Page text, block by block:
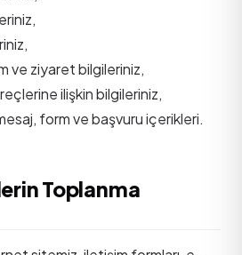
ve ziyaret bilgileriniz,
ilişkin bilgileriniz,
form ve başvuru içerikleri.
Toplanma